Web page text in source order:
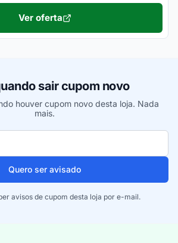
Ver oferta
sair cupom novo
houver cupom novo desta loja. Nada
mais.
Quero ser avisado
avisos de cupom desta loja por e-mail.